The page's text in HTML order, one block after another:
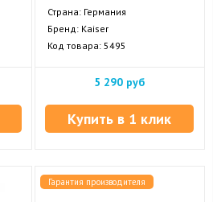
Страна: Германия
Бренд: Kaiser
Код товара: 5495
5 290 руб
Купить в 1 клик
Гарантия производителя